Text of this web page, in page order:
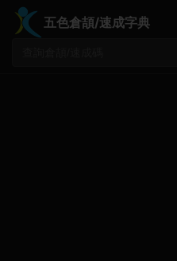
五色倉頡/速成字典